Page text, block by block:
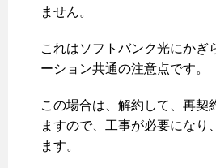
ません。
これはソフトバンク光にかぎ
ーション共通の注意点です。
この場合は、解約して、再契
ますので、工事が必要になり
ます。